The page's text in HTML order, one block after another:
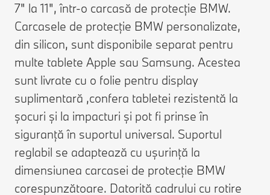
7" la 11", într-o carcasă de protecție BMW.
Carcasele de protecție BMW personalizate,
din silicon, sunt disponibile separat pentru
multe tablete Apple sau Samsung. Acestea
sunt livrate cu o folie pentru display
suplimentară ,confera tabletei rezistentă la
șocuri și la impacturi și pot fi prinse în
siguranță în suportul universal. Suportul
reglabil se adaptează cu ușurință la
dimensiunea carcasei de protecție BMW
corespunzătoare. Datorită cadrului cu rotire